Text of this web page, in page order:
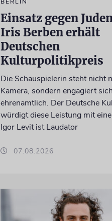
BERLIN
Einsatz gegen
Iris Berben erhält
Deutschen
Kulturpolitikpreis
Die Schauspielerin steht nicht
Kamera, sondern engagiert
ehrenamtlich. Der Deutsche
würdigt diese Leistung mit
Igor Levit ist Laudator
07.08.2026